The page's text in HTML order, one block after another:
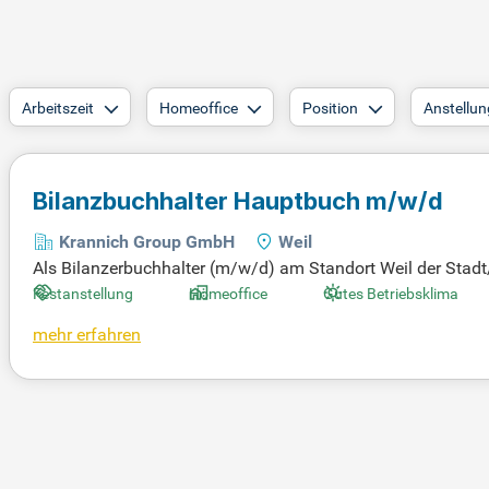
Arbeitszeit Homeoffice Position
Bilanzbuchhalter Hauptbuch m/w/d
Krannich Group GmbH
Weil
Als Bilanzerbuchhalter (m/w/d) am Standort Weil der
oder Vollzeit und mit der Möglichkeit für Home-Office
n. Zudem erstellen Sie wichtige Meldungen, wie
Festanstellung Homeoffice Gutes Betriebsklima
mehr erfahren